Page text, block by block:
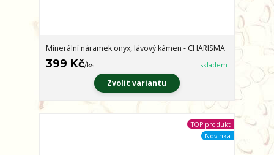
Minerální náramek onyx, lávový kámen - CHARISMA
399 Kč/ks skladem
Zvolit variantu
TOP produkt
Novinka